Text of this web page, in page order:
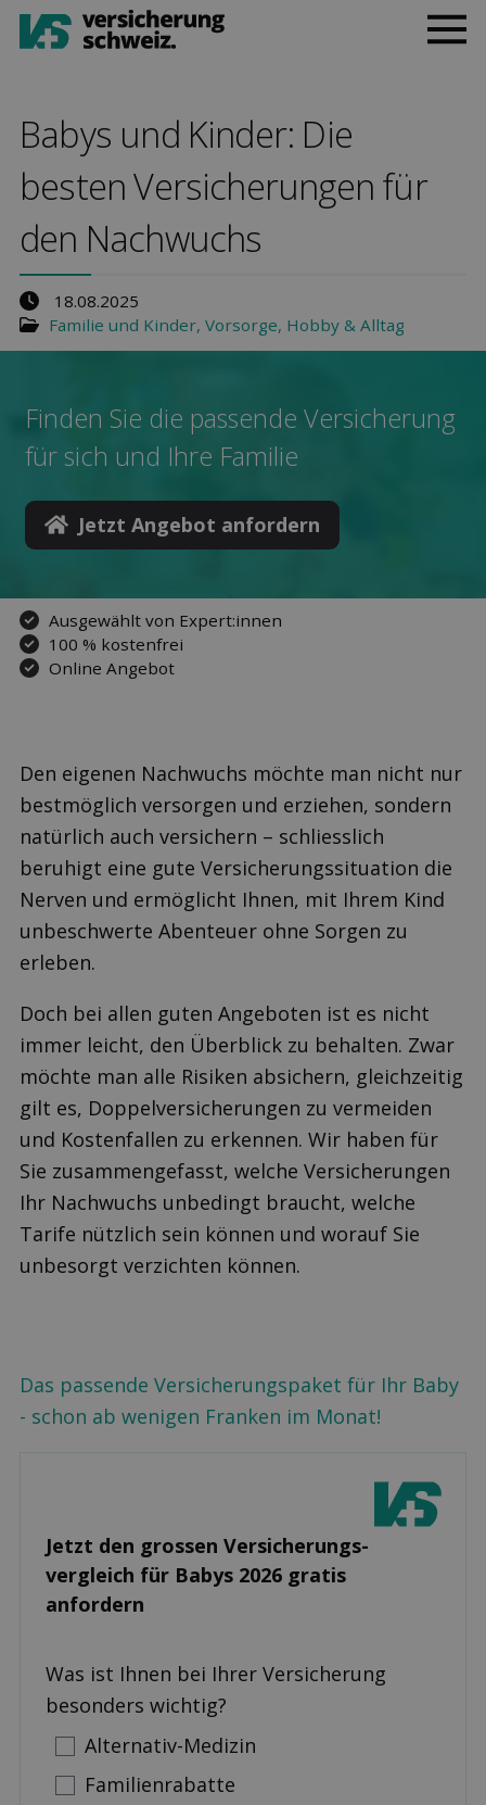
Babys und Kinder: Die
besten Versicher­ungen für
den Nach­wuchs
18.08.2025
Familie und Kinder, Vorsorge, Hobby & Alltag
Finden Sie die pas­sende Ver­sicherung
für sich und Ihre Familie
Jetzt Angebot anfordern
Ausgewählt von Expert:innen
100 % kostenfrei
Online Angebot
Den eigenen Nachwuchs möchte man nicht nur
bestmöglich versorgen und erziehen, sondern
natürlich auch versichern – schliesslich
beruhigt eine gute Versicherungssituation die
Nerven und ermöglicht Ihnen, mit Ihrem Kind
unbeschwerte Abenteuer ohne Sorgen zu
erleben.
Doch bei allen guten Angeboten ist es nicht
immer leicht, den Überblick zu behalten. Zwar
möchte man alle Risiken absichern, gleichzeitig
gilt es, Doppelversicherungen zu vermeiden
und Kostenfallen zu erkennen. Wir haben für
Sie zusammengefasst, welche Versicherungen
Ihr Nachwuchs unbedingt braucht, welche
Tarife nützlich sein können und worauf Sie
unbesorgt verzichten können.
Das passende Versicherungspaket für Ihr Baby
- schon ab wenigen Franken im Monat!
Jetzt den grossen Versicherungs­
vergleich für Babys 2026 gratis
anfordern
Was ist Ihnen bei Ihrer Versicherung
besonders wichtig?
Alternativ-Medizin
Familienrabatte